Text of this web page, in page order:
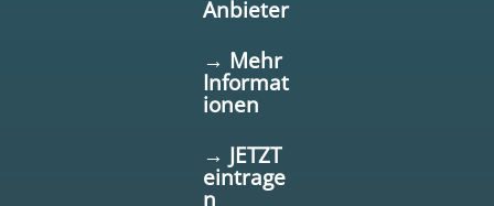
Anbieter
→ Mehr
Informat
ionen
→ JETZT
eintrage
n